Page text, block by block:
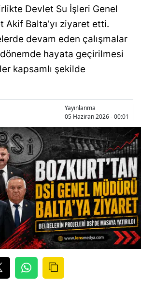
Devlet Su İşleri Genel
Akif Balta’yı ziyaret etti.
devam eden çalışmalar
hayata geçirilmesi
kapsamlı şekilde
Yayınlanma
05 Haziran 2026 - 00:01